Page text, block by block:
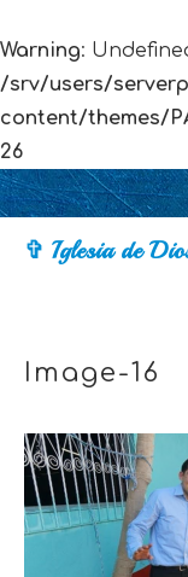
Warning:
/srv/users/
content/themes/
26
Skip
to
content
✞ Iglesia de
Image-16